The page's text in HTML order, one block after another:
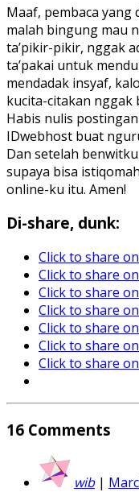
Maaf, pembaca
malah bingung mau
ta’pikir-pikir, nggak
ta’pakai untuk
mendadak insyaf,
kucita-citakan nggak
Habis nulis
IDwebhost buat
Dan setelah
supaya bisa
online-ku itu. Amen!
Di-share, dunk:
Click to share
Click to share
Click to share
Click to share
Click to share
Click to share
Click to share
16 Comments
wib|